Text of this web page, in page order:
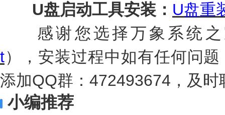
U盘启动工具安装： U盘重
感谢您选择万象系统之
t），安装过程中如有任何问
添加QQ群：472493674，及
小编推荐